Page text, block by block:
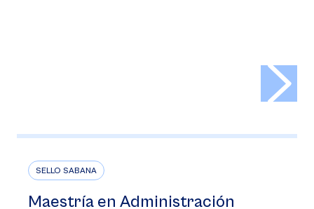
SELLO SABANA
Maestría en Administración